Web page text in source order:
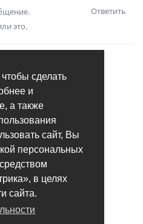
сделать
и
а также
сайт, Вы
персональных
в целях
сайта.
Ответить
это.